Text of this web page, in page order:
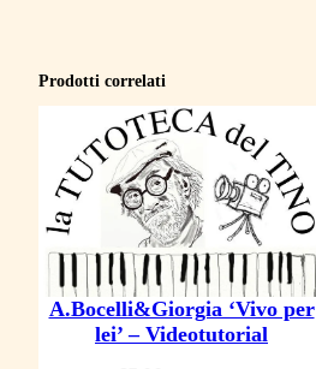
Prodotti correlati
A.Bocelli&Giorgia ‘Vivo per
lei’ – Videotutorial